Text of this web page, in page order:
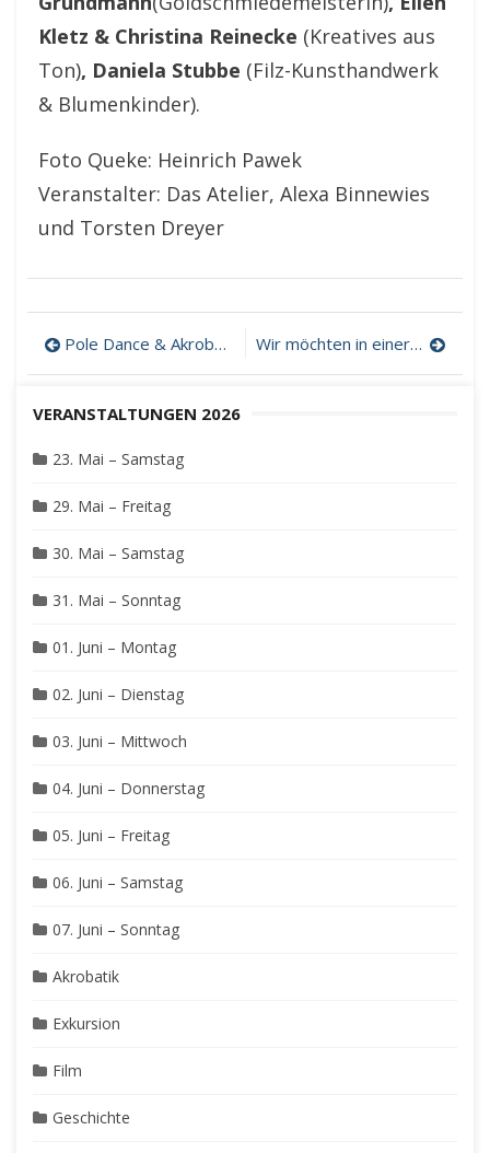
Kletz & Christina Reinecke (Kreatives aus
Ton), Daniela Stubbe (Filz-Kunsthandwerk
& Blumenkinder).
Foto Queke: Heinrich Pawek
Veranstalter: Das Atelier, Alexa Binnewies
und Torsten Dreyer
Beitragsnavigation
Pole Dance & Akrobatik Show Wir möchten in einer vitalen, schönen Welt leben – du auch?
VERANSTALTUNGEN 2026
23. Mai – Samstag
29. Mai – Freitag
30. Mai – Samstag
31. Mai – Sonntag
01. Juni – Montag
02. Juni – Dienstag
03. Juni – Mittwoch
04. Juni – Donnerstag
05. Juni – Freitag
06. Juni – Samstag
07. Juni – Sonntag
Akrobatik
Exkursion
Film
Geschichte